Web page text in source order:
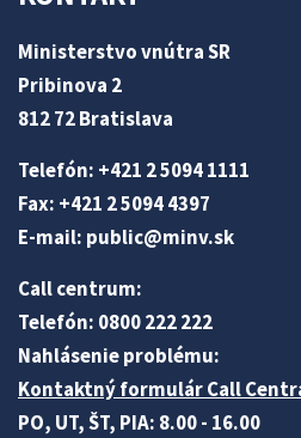
Ministerstvo vnútra SR
Pribinova 2
812 72 Bratislava
Telefón: +421 2 5094 1111
Fax: +421 2 5094 4397
E-mail: public@minv.sk
Call centrum:
Telefón: 0800 222 222
Nahlásenie problému:
Kontaktný formulár Call Centra
PO, UT, ŠT, PIA: 8.00 - 16.00